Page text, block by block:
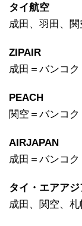
タイ航空
成田、羽田、
ZIPAIR
成田＝バンコク
PEACH
関空＝バンコク
AIRJAPAN
成田＝バンコク
タイ・エアアジ
成田、関空、